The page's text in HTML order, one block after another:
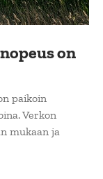
on
paikoin
Verkon
mukaan ja